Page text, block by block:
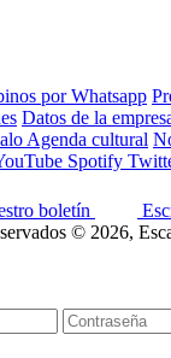
por Whatsapp
Datos de la
Agenda cultural
Spotify
boletín
© 2026,